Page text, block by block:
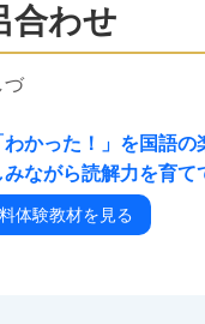
合わせ
づ
かった！」を国語
みながら読解力を育て
体験教材を見る